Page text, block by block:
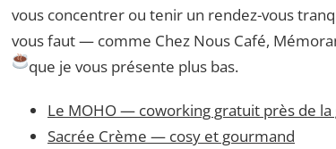
vous concentrer ou tenir un rendez-vous
vous faut — comme Chez Nous Café,
que je vous présente plus bas.
Le MOHO — coworking gratuit près de la
Sacrée Crème — cosy et gourmand